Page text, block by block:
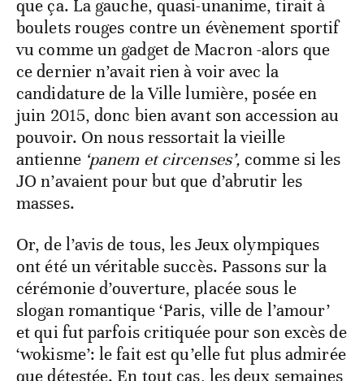
que ça. La gauche, quasi-unanime, tirait à
boulets rouges contre un évènement sportif
vu comme un gadget de Macron -alors que
ce dernier n’avait rien à voir avec la
candidature de la Ville lumière, posée en
juin 2015, donc bien avant son accession au
pouvoir. On nous ressortait la vieille
antienne ‘panem et circenses’, comme si les
JO n’avaient pour but que d’abrutir les
masses.
Or, de l’avis de tous, les Jeux olympiques
ont été un véritable succès. Passons sur la
cérémonie d’ouverture, placée sous le
slogan romantique ‘Paris, ville de l’amour’
et qui fut parfois critiquée pour son excès de
‘wokisme’: le fait est qu’elle fut plus admirée
que détestée. En tout cas, les deux semaines